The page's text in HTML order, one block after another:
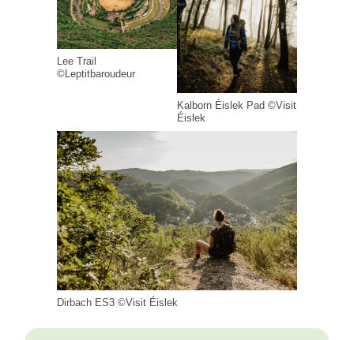
Lee Trail
©Leptitbaroudeur
Kalborn Éislek Pad ©Visit
Éislek
Dirbach ES3 ©Visit Éislek